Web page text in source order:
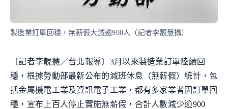
製造業訂單回穩，無薪假大減逾900人（記者李靚慧攝）
〔記者李靚慧／台北報導〕3月以來製造業訂單陸續回
穩，根據勞動部最新公布的減班休息（無薪假）統計，包
括金屬機電工業及資訊電子工業，都有多家業者因訂單回
穩，宣布上百人停止實施無薪假，合計人數減少逾900